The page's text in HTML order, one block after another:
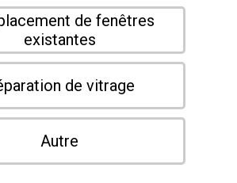
de fenêtres
existantes
de vitrage
Autre